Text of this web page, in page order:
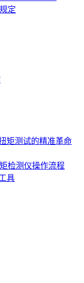
定
矩测试的精准革命
检测仪操作流程
具